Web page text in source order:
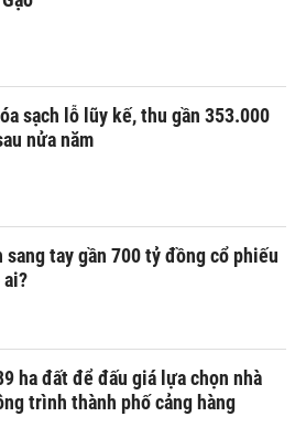
sạch lỗ lũy kế, thu gần 353.000
nửa năm
sang tay gần 700 tỷ đồng cổ phiếu
ai?
ha đất để đấu giá lựa chọn nhà
trình thành phố cảng hàng